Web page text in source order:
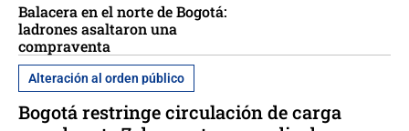
Balacera en el norte de Bogotá:
ladrones asaltaron una
compraventa
Alteración al orden público
Bogotá restringe circulación de carga